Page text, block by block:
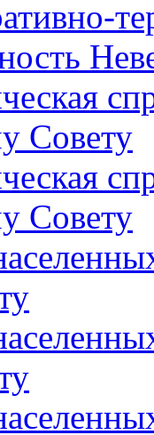
Совету
Совету